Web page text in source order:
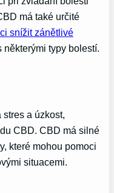
má také určité
snížit zánětlivé
některými typy bolestí.
a úzkost,
CBD. CBD má silné
které mohou pomoci
situacemi.